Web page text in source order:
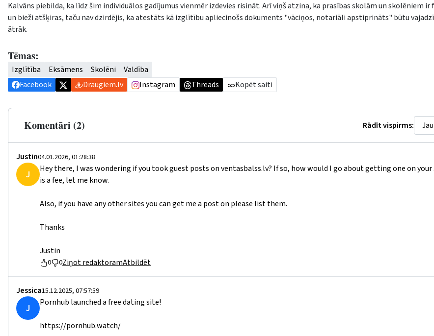
Kalvāns piebilda, ka līdz šim individuālos gadījumus vienmēr izdevies risināt. Arī viņš atzina, ka prasības skolām un skolēniem
un bieži atšķiras, taču nav dzirdējis, ka atestāts kā izglītību apliecinošs dokuments "vāciņos, notariāli apstiprināts" būtu
ātrāk.
Tēmas:
Izglītība Eksāmens Skolēni
Valdība
Facebook
Draugiem.lv Instagram Threads Kopēt saiti
Komentāri (2) Rādīt vispirms:
Justin04.01.2026, 01:28:38
J
Hey there, I was wondering if you took guest posts on ventasbalss.lv? If so, how would I go about getting one on
is a fee, let me know.
Also, if you have any other sites you can get me a post on please list them.
Thanks
Justin
0 0Ziņot redaktoramAtbildēt
Jessica15.12.2025, 07:57:59
J Pornhub launched a free dating site!
https://pornhub.watch/